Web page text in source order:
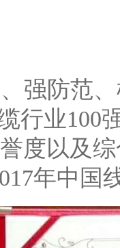
防范、
行业
度以及
年中国